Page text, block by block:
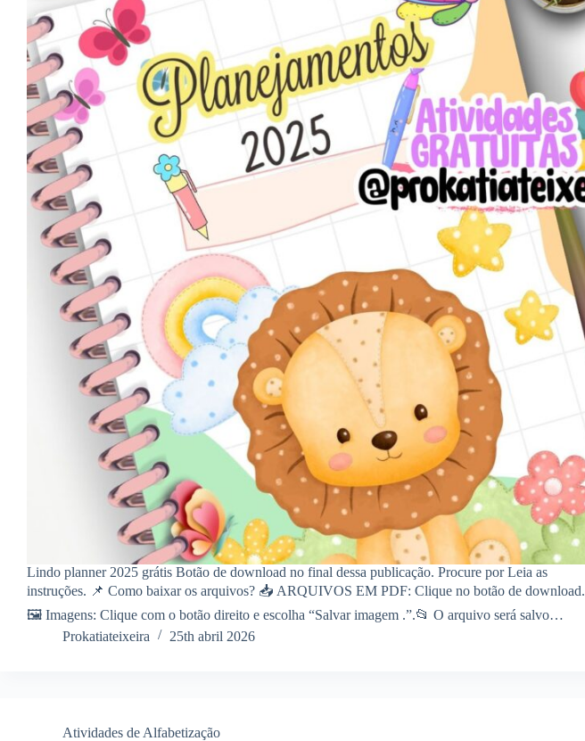
Lindo planner 2025 grátis Botão de download no final dessa publicação. Procure por Leia as
instruções. 📌 Como baixar os arquivos? 📥 ARQUIVOS EM PDF: Clique no botão de download.
🖼️ Imagens: Clique com o botão direito e escolha “Salvar imagem .”.📂 O arquivo será salvo…
Prokatiateixeira
25th abril 2026
Atividades de Alfabetização